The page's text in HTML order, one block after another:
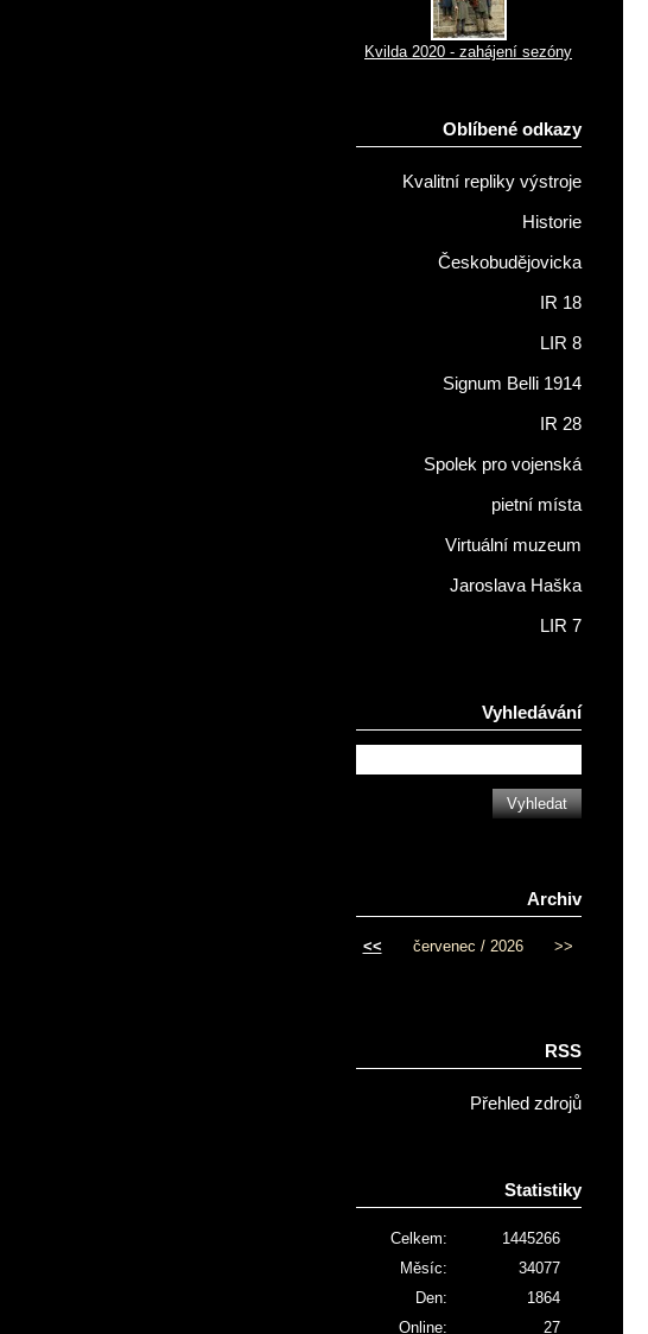
Kvilda 2020 - zahájení sezóny
Oblíbené odkazy
Kvalitní repliky výstroje
Historie
Českobudějovicka
IR 18
LIR 8
Signum Belli 1914
IR 28
Spolek pro vojenská
pietní místa
Virtuální muzeum
Jaroslava Haška
LIR 7
Vyhledávání
Archiv
<< červenec / 2026 >>
RSS
Přehled zdrojů
Statistiky
Online: 27
Celkem:
1445266
Měsíc:
34077
Den:
1864